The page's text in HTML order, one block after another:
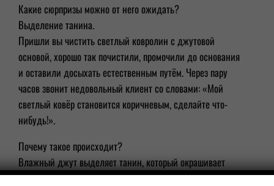
Какие сюрпризы можно от него ожидать?
Выделение танина.
Пришли вы чистить светлый ковролин с джутовой
основой, хорошо так почистили, промочили до основания
и оставили досыхать естественным путём. Через пару
часов звонит недовольный клиент со словами: «Мой
светлый ковёр становится коричневым, сделайте что-
нибудь!».
Почему такое происходит?
Влажный джут выделяет танин, который окрашивает
волокна в желто-коричневый цвет.